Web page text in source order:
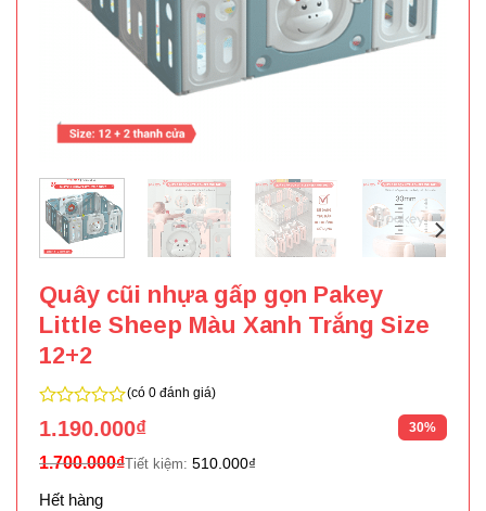
Quây cũi nhựa gấp gọn Pakey
Little Sheep Màu Xanh Trắng Size
12+2
0
trên
5
(có 0 đánh giá)
30%
1.190.000₫
1.700.000₫Tiết kiệm: 510.000₫
Hết hàng